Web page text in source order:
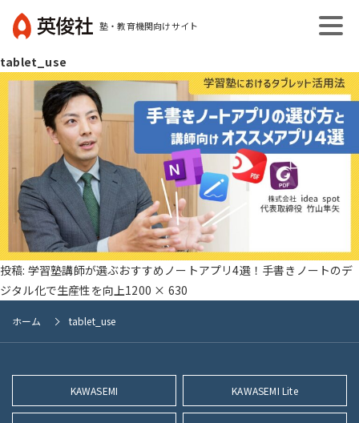
ン
ツ
へ
ス
キ
ッ
プ
塾・教育機関向けサイト
俊
tablet_use
投稿: 学習塾講師が選ぶおすすめノートアプリ4選！手書きノートのデ
ジタル化で生産性を向上フ
1200 × 630
ホーム tablet_use
KAWASEMI KAWASEMI Lite